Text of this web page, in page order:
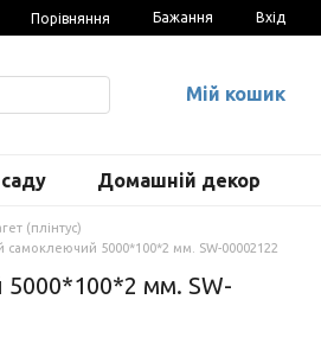
Порівняння Бажання Вхід
Мій кошик
Домашній декор
(плінтус)
самоклеючий 5000*100*2 мм. SW-00002122
5000*100*2 мм. SW-